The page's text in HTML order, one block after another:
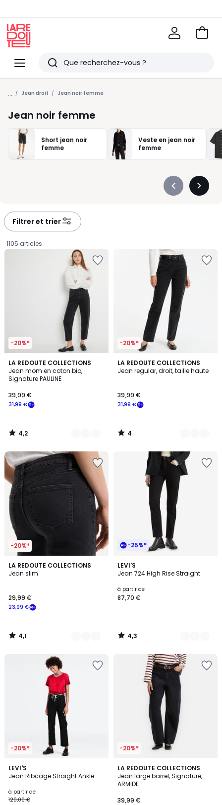
Menu
Redoute
Rechercher
Derniers
articles
vus
Voir
... Jean droit Jean noir femme
Jean noir femme
Short jean noir
femme
Veste en jean noir
femme
Précédent
Filtrer et trier
1105 articles
-20%*
LA REDOUTE COLLECTIONS
Jean mom en coton bio,
Signature PAULINE
€
souscrivez
notre
programme
payer
à
la
place
31,99
€.
31,99 €
39,99 €
4,2
/ 5
6
Couleurs
4,2
/
-20%*
LA REDOUTE COLLECTIONS
Jean regular, droit, taille haute
31,99 €
39,99 €
4
/
3
Couleurs
4
/
-20%*
LA REDOUTE COLLECTIONS
Jean slim
23,99 €
29,99 €
4,1
/ 5
3
Couleurs
4,1
/
-25%*
LEVI'S
Jean 724 High Rise Straight
à partir de
87,70 €
4,3
/ 5
15
Couleurs
4,3
/
-20%*
LEVI'S
Jean Ribcage Straight Ankle
à partir de
120,00 €
4,6
/ 5
6
Couleurs
-20%*
LA REDOUTE COLLECTIONS
Jean large barrel, Signature,
ARMIDE
39,99 €
4,8
/ 5
5
Couleurs